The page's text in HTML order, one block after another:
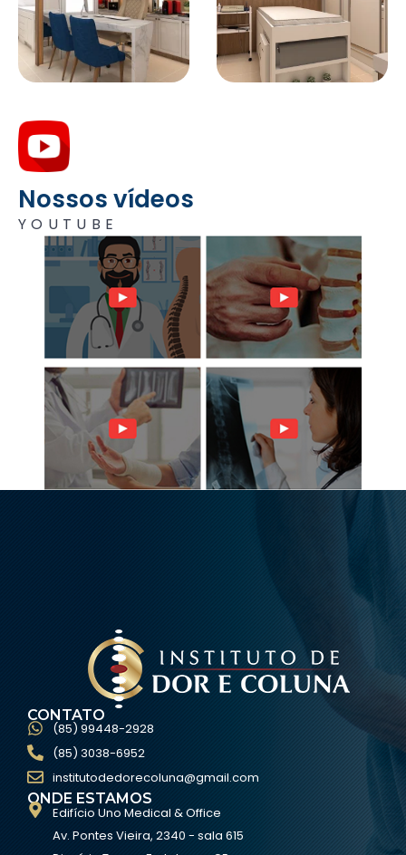
Nossos vídeos
YOUTUBE
CONTATO
(85) 99448-2928
(85) 3038-6952
institutodedorecoluna@gmail.com
ONDE ESTAMOS
Edifício Uno Medical & Office
Av. Pontes Vieira, 2340 - sala 615